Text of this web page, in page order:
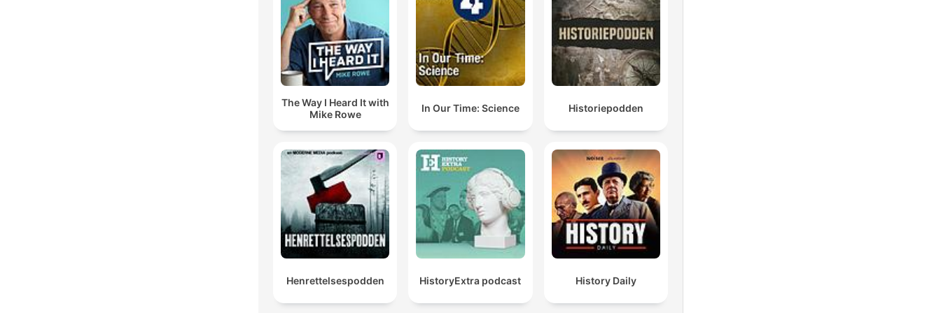
Dass Aachen bei Jülich liegt, dürfte daran liegen, dass
Widukind einfach sagen will, schaut her, der neue König,
Otto, steht in der Tradition römischer Herrscher
00:07:14 · Eine Interpretation über die bewusste historische
Verknüpfung von Aachen mit dem Römischen Reich durch den
Die einen sagen, ja, dann hat es vielleicht die Krönung
Ottos gar nicht gegeben.
00:12:31 · Darstellung der radikalen historischen Zweifel an der
Existenz der beschriebenen Krönung.
Durch den herrlichen Sieg mit Ruhm beladen, wurde der
König von seinem Heer als Vater des Vaterlandes und
Kaiser begrüßt.
00:13:15 · Beschreibung des späteren Aufstiegs Ottos nach dem
The Way I Heard It with
Mike Rowe
In Our Time: Science Historiepodden
Henrettelsespodden HistoryExtra podcast History Daily